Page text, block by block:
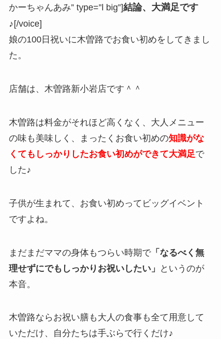
かーちゃんあみ” type=”l big”]結論、大満足です
♪ [/voice]
娘の100日祝いに木曽路でお食い初めをしてきまし
た。
店舗は、木曽路新小岩店です＾＾
木曽路は料金がそれほど高くなく、大人メニュー
の味も美味しく、まったくお食い初めの知識がな
くてもしっかりしたお食い初めができて大満足で
した♪
子供が生まれて、お食い初めってビッグイベント
ですよね。
まだまだママの身体もつらい時期で「なるべく無
理せずにでもしっかりお祝いしたい」
というのが
本音。
木曽路ならお祝い膳も大人の食事も全て用意して
いただけ、自分たちは手ぶらで行くだけ♪